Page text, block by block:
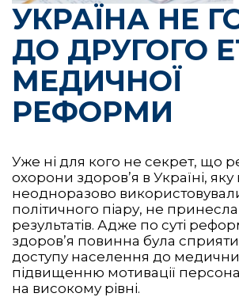
УКРАЇНА НЕ
ДО ДРУГОГО
МЕДИЧНОЇ
РЕФОРМИ
Уже ні для кого не секрет, що
охорони здоров’я в Україні, яку
неодноразово
політичного піару, не
результатів. Адже по суті
здоров’я повинна була
доступу населення до
підвищенню мотивації
на високому рівні.